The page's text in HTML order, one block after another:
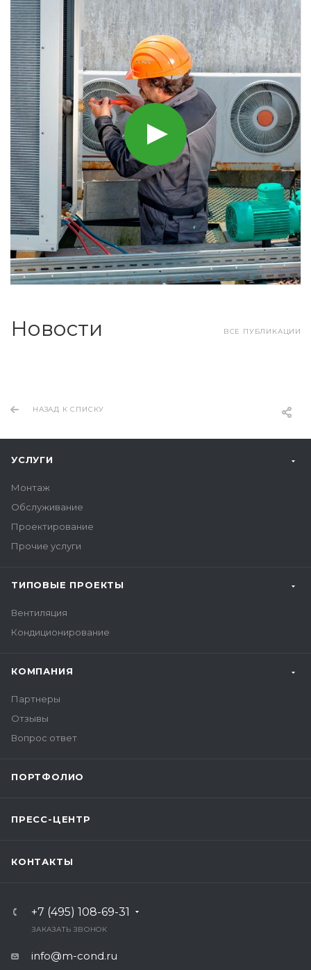
ВСЕ ПУБЛИКАЦИИ
Новости
НАЗАД К СПИСКУ
УСЛУГИ
Монтаж
Обслуживание
Проектирование
Прочие услуги
ТИПОВЫЕ ПРОЕКТЫ
Вентиляция
Кондиционирование
КОМПАНИЯ
Партнеры
Отзывы
Вопрос ответ
ПОРТФОЛИО
ПРЕСС-ЦЕНТР
КОНТАКТЫ
+7 (495) 108-69-31
ЗАКАЗАТЬ ЗВОНОК
info@m-cond.ru